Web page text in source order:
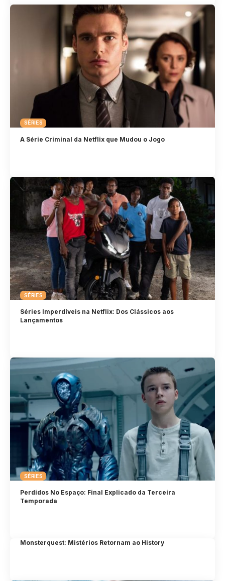
SÉRIES
A Série Criminal da Netflix que Mudou o Jogo
SÉRIES
Séries Imperdíveis na Netflix: Dos Clássicos aos
Lançamentos
SÉRIES
Perdidos No Espaço: Final Explicado da Terceira
Temporada
Monsterquest: Mistérios Retornam ao History